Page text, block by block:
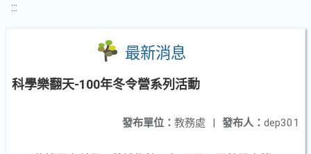
:::
最新消息
科學樂翻天-100年冬令營系列活動
發布人： dep301
發布單位： 教務處 |